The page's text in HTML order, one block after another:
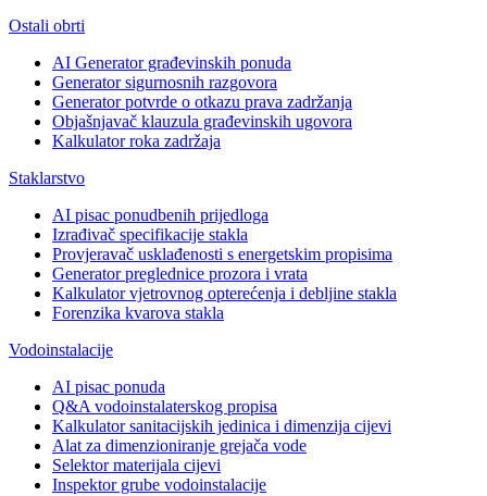
Ostali obrti
AI Generator građevinskih ponuda
Generator sigurnosnih razgovora
Generator potvrde o otkazu prava zadržanja
Objašnjavač klauzula građevinskih ugovora
Kalkulator roka zadržaja
Staklarstvo
AI pisac ponudbenih prijedloga
Izrađivač specifikacije stakla
Provjeravač usklađenosti s energetskim propisima
Generator preglednice prozora i vrata
Kalkulator vjetrovnog opterećenja i debljine stakla
Forenzika kvarova stakla
Vodoinstalacije
AI pisac ponuda
Q&A vodoinstalaterskog propisa
Kalkulator sanitacijskih jedinica i dimenzija cijevi
Alat za dimenzioniranje grejača vode
Selektor materijala cijevi
Inspektor grube vodoinstalacije